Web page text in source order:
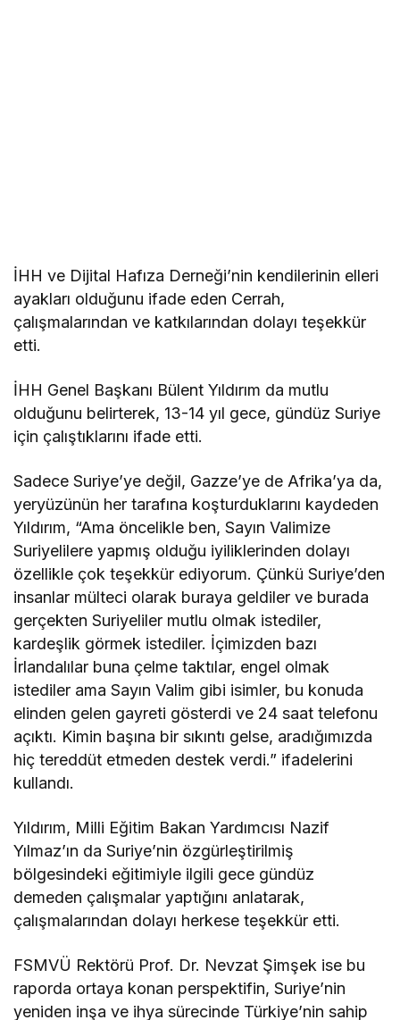
İHH ve Dijital Hafıza Derneği’nin kendilerinin elleri
ayakları olduğunu ifade eden Cerrah,
çalışmalarından ve katkılarından dolayı teşekkür
etti.
İHH Genel Başkanı Bülent Yıldırım da mutlu
olduğunu belirterek, 13-14 yıl gece, gündüz Suriye
için çalıştıklarını ifade etti.
Sadece Suriye’ye değil, Gazze’ye de Afrika’ya da,
yeryüzünün her tarafına koşturduklarını kaydeden
Yıldırım, “Ama öncelikle ben, Sayın Valimize
Suriyelilere yapmış olduğu iyiliklerinden dolayı
özellikle çok teşekkür ediyorum. Çünkü Suriye’den
insanlar mülteci olarak buraya geldiler ve burada
gerçekten Suriyeliler mutlu olmak istediler,
kardeşlik görmek istediler. İçimizden bazı
İrlandalılar buna çelme taktılar, engel olmak
istediler ama Sayın Valim gibi isimler, bu konuda
elinden gelen gayreti gösterdi ve 24 saat telefonu
açıktı. Kimin başına bir sıkıntı gelse, aradığımızda
hiç tereddüt etmeden destek verdi.” ifadelerini
kullandı.
Yıldırım, Milli Eğitim Bakan Yardımcısı Nazif
Yılmaz’ın da Suriye’nin özgürleştirilmiş
bölgesindeki eğitimiyle ilgili gece gündüz
demeden çalışmalar yaptığını anlatarak,
çalışmalarından dolayı herkese teşekkür etti.
FSMVÜ Rektörü Prof. Dr. Nevzat Şimşek ise bu
raporda ortaya konan perspektifin, Suriye’nin
yeniden inşa ve ihya sürecinde Türkiye’nin sahip